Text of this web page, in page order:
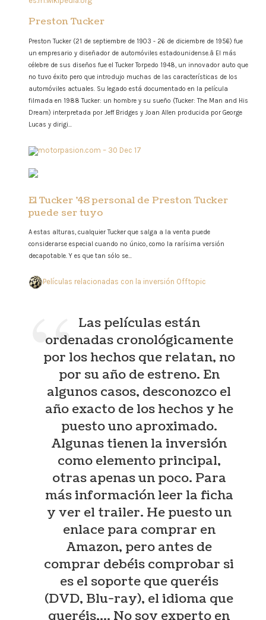
Preston Tucker
Preston Tucker (21 de septiembre de 1903 - 26 de diciembre de 1956) fue
un empresario y diseñador de automóviles estadounidense.â El más
célebre de sus diseños fue el Tucker Torpedo 1948, un innovador auto que
no tuvo éxito pero que introdujo muchas de las características de los
automóviles actuales. Su legado está documentado en la película
filmada en 1988 Tucker: un hombre y su sueño (Tucker: The Man and His
Dream) interpretada por Jeff Bridges y Joan Allen producida por George
Lucas y dirigi...
motorpasion.com – 30 Dec 17
El Tucker '48 personal de Preston Tucker
puede ser tuyo
A estas alturas, cualquier Tucker que salga a la venta puede
considerarse especial cuando no único, como la rarísima versión
decapotable. Y es que tan sólo se...
Películas relacionadas con la inversión Offtopic
Las películas están
ordenadas cronológicamente
por los hechos que relatan, no
por su año de estreno. En
algunos casos, desconozco el
año exacto de los hechos y he
puesto uno aproximado.
Algunas tienen la inversión
como elemento principal,
otras apenas un poco. Para
más información leer la ficha
y ver el trailer. He puesto un
enlace para comprar en
Amazon, pero antes de
comprar debéis comprobar si
es el soporte que queréis
(DVD, Blu-ray), el idioma que
queréis,… No soy experto en